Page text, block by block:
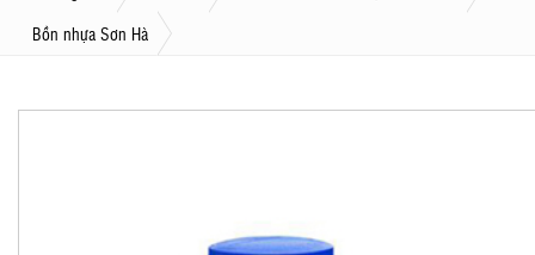
Bồn nhựa Sơn Hà